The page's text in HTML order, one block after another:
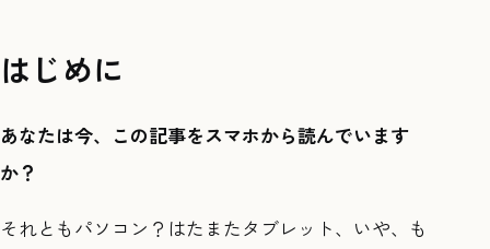
はじめに
あなたは今、この記事をスマホから読んでいます
か？
それともパソコン？はたまたタブレット、いや、も